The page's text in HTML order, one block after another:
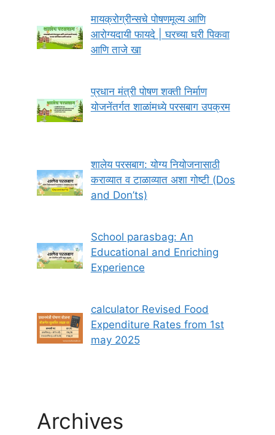
मायक्रोग्रीन्सचे पोषणमूल्य आणि
आरोग्यदायी फायदे | घरच्या घरी पिकवा
आणि ताजे खा
प्रधान मंत्री पोषण शक्ती निर्माण
योजनेंतर्गत शाळांमध्ये परसबाग उपक्रम
शालेय परसबाग: योग्य नियोजनासाठी
कराव्यात व टाळाव्यात अशा गोष्टी (Dos
and Don’ts)
School parasbag: An
Educational and Enriching
Experience
calculator Revised Food
Expenditure Rates from 1st
may 2025
Archives